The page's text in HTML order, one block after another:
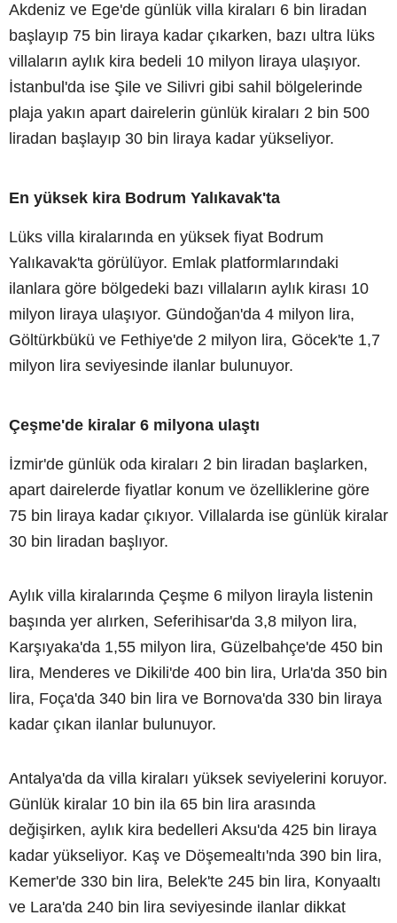
Akdeniz ve Ege'de günlük villa kiraları 6 bin liradan
başlayıp 75 bin liraya kadar çıkarken, bazı ultra lüks
villaların aylık kira bedeli 10 milyon liraya ulaşıyor.
İstanbul'da ise Şile ve Silivri gibi sahil bölgelerinde
plaja yakın apart dairelerin günlük kiraları 2 bin 500
liradan başlayıp 30 bin liraya kadar yükseliyor.
En yüksek kira Bodrum Yalıkavak'ta
Lüks villa kiralarında en yüksek fiyat Bodrum
Yalıkavak'ta görülüyor. Emlak platformlarındaki
ilanlara göre bölgedeki bazı villaların aylık kirası 10
milyon liraya ulaşıyor. Gündoğan'da 4 milyon lira,
Göltürkbükü ve Fethiye'de 2 milyon lira, Göcek'te 1,7
milyon lira seviyesinde ilanlar bulunuyor.
Çeşme'de kiralar 6 milyona ulaştı
İzmir'de günlük oda kiraları 2 bin liradan başlarken,
apart dairelerde fiyatlar konum ve özelliklerine göre
75 bin liraya kadar çıkıyor. Villalarda ise günlük kiralar
30 bin liradan başlıyor.
Aylık villa kiralarında Çeşme 6 milyon lirayla listenin
başında yer alırken, Seferihisar'da 3,8 milyon lira,
Karşıyaka'da 1,55 milyon lira, Güzelbahçe'de 450 bin
lira, Menderes ve Dikili'de 400 bin lira, Urla'da 350 bin
lira, Foça'da 340 bin lira ve Bornova'da 330 bin liraya
kadar çıkan ilanlar bulunuyor.
Antalya'da da villa kiraları yüksek seviyelerini koruyor.
Günlük kiralar 10 bin ila 65 bin lira arasında
değişirken, aylık kira bedelleri Aksu'da 425 bin liraya
kadar yükseliyor. Kaş ve Döşemealtı'nda 390 bin lira,
Kemer'de 330 bin lira, Belek'te 245 bin lira, Konyaaltı
ve Lara'da 240 bin lira seviyesinde ilanlar dikkat